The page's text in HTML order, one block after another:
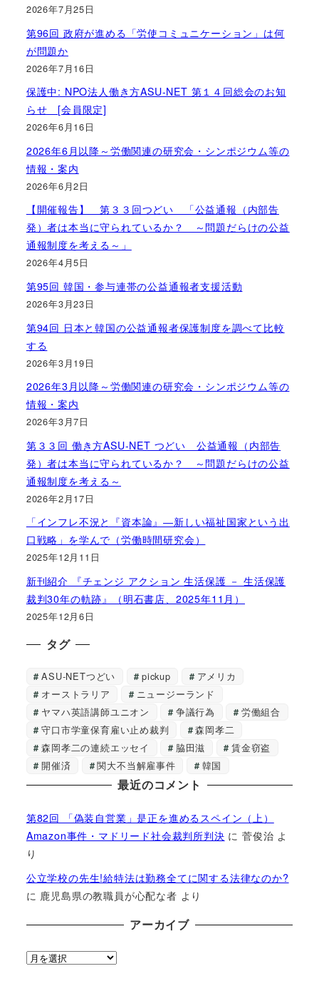
2026年7月25日
第96回 政府が進める「労使コミュニケーション」は何
が問題か
2026年7月16日
保護中: NPO法人働き方ASU-NET 第１４回総会のお知
らせ [会員限定]
2026年6月16日
2026年6月以降～労働関連の研究会・シンポジウム等の
情報・案内
2026年6月2日
【開催報告】 第３３回つどい 「公益通報（内部告
発）者は本当に守られているか？ ～問題だらけの公益
通報制度を考える～」
2026年4月5日
第95回 韓国・参与連帯の公益通報者支援活動
2026年3月23日
第94回 日本と韓国の公益通報者保護制度を調べて比較
する
2026年3月19日
2026年3月以降～労働関連の研究会・シンポジウム等の
情報・案内
2026年3月7日
第３３回 働き方ASU-NET つどい 公益通報（内部告
発）者は本当に守られているか？ ～問題だらけの公益
通報制度を考える～
2026年2月17日
「インフレ不況と『資本論』―新しい福祉国家という出
口戦略」を学んで（労働時間研究会）
2025年12月11日
新刊紹介 『チェンジ アクション 生活保護 － 生活保護
裁判30年の軌跡』（明石書店、2025年11月）
2025年12月6日
タグ
ASU-NETつどい pickup
アメリカ
オーストラリア
ニュージーランド
ヤマハ英語講師ユニオン
争議行為
労働組合
守口市学童保育雇い止め裁判
森岡孝二
森岡孝二の連続エッセイ
脇田滋
賃金窃盗
開催済
関大不当解雇事件 韓国
最近のコメント
第82回 「偽装自営業」是正を進めるスペイン（上）
Amazon事件・マドリード社会裁判所判決 に菅俊治 よ
り
公立学校の先生!給特法は勤務全てに関する法律なのか?
に 鹿児島県の教職員が心配な者 より
アーカイブ
ア